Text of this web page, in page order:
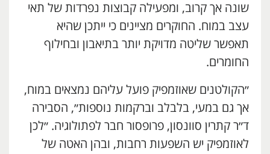
שונה אך קרוב, ומפעילה קבוצות נפרדות של תאי
עצב במוח. החוקרים מציינים כי ייתכן שהיא
תאפשר שליטה מדויקת יותר בתיאבון ובחילוף
החומרים.
״הקולטנים שאוזמפיק פועל עליהם נמצאים במוח,
אך גם במעי, בלבלב וברקמות נוספות״, הסבירה
ד״ר קתרין סוונסון, פרופסור חבר לפתולוגיה. ״לכן
לאוזמפיק יש השפעות רחבות, ובהן האטה של